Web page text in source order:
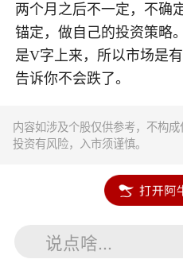
两个月之后不一定，不确
锚定，做自己的投资策略
是V字上来，所以市场是
告诉你不会跌了。
内容如涉及个股仅供参考，不构成
投资有风险，入市须谨慎。
说点啥...